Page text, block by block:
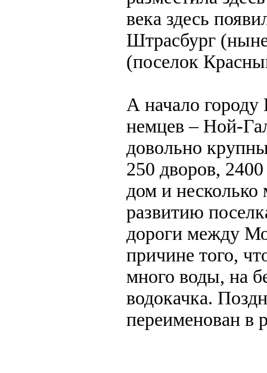
века здесь
Штрасбург
(поселок
А начало городу
немцев – Ной-
довольно
250 дворов,
дом и
развитию
дороги между
причине того,
много воды, на
водокачка.
переименован в